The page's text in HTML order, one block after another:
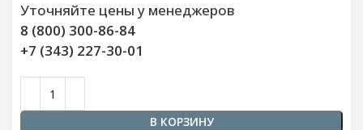
Уточняйте цены у менеджеров
8 (800) 300-86-84
+7 (343) 227-30-01
В КОРЗИНУ